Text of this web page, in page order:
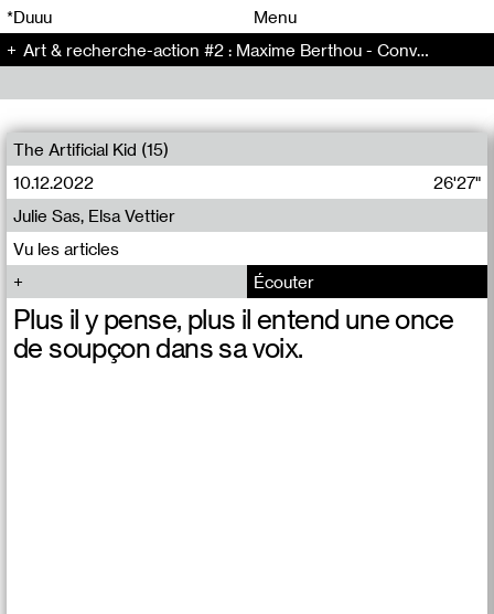
*Duuu
Menu
Art & recherche-action #2 : Maxime Berthou - Conversation (147)
The Artificial Kid (15)
10.12.2022
26'27"
Vu les articles
Julie Sas, Elsa Vettier
Écouter
Plus il y pense, plus il entend une once
de soupçon dans sa voix.
00 00
00 00